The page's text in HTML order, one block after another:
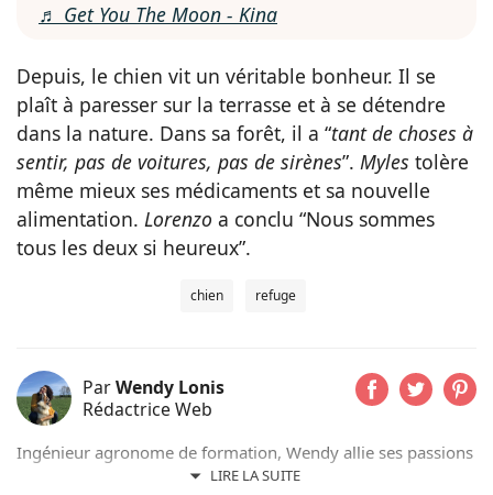
♬ Get You The Moon - Kina
Depuis, le chien vit un véritable bonheur. Il se
plaît à paresser sur la terrasse et à se détendre
dans la nature. Dans sa forêt, il a “tant de choses à
sentir, pas de voitures, pas de sirènes”. Myles tolère
même mieux ses médicaments et sa nouvelle
alimentation. Lorenzo a conclu “Nous sommes
tous les deux si heureux”.
chien refuge
ParWendy Lonis
Rédactrice Web
LIRE LA SUITE
Ingénieur agronome de formation, Wendy allie ses passions
pour les mots et les animaux en écrivant pour Pets-dating.